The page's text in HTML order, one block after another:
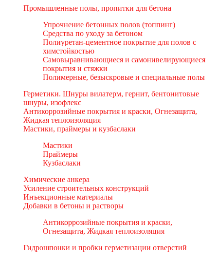
Промышленные полы, пропитки для бетона
Упрочнение бетонных полов (топпинг)
Средства по уходу за бетоном
Полиуретан-цементное покрытие для полов с
химстойкостью
Самовыравнивающиеся и самонивелирующиеся
покрытия и стяжки
Полимерные, безыскровые и специальные полы
Герметики. Шнуры вилатерм, гернит, бентонитовые
шнуры, изофлекс
Антикоррозийные покрытия и краски, Огнезащита,
Жидкая теплоизоляция
Мастики, праймеры и кузбаслаки
Мастики
Праймеры
Кузбаслаки
Химические анкера
Усиление строительных конструкций
Инъекционные материалы
Добавки в бетоны и растворы
Антикоррозийные покрытия и краски,
Огнезащита, Жидкая теплоизоляция
Гидрошпонки и пробки герметизации отверстий